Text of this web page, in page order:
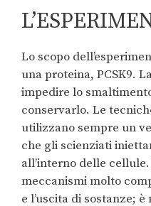
Lo scopo
una proteina, PCSK9.
impedire lo
conservarlo. Le
utilizzano sempre un
che gli scienziati
all’interno delle
meccanismi molto
e l’uscita di sostanze;